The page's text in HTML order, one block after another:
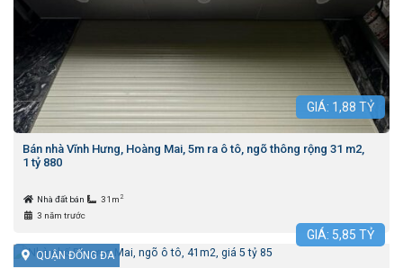
GIÁ: 1,88 TỶ
Bán nhà Vĩnh Hưng, Hoàng Mai, 5m ra ô tô, ngõ thông rộng 31 m2,
1 tỷ 880
Nhà đất bán 31m 2
3 năm trước
QUẬN ĐỐNG ĐA
GIÁ: 5,85 TỶ